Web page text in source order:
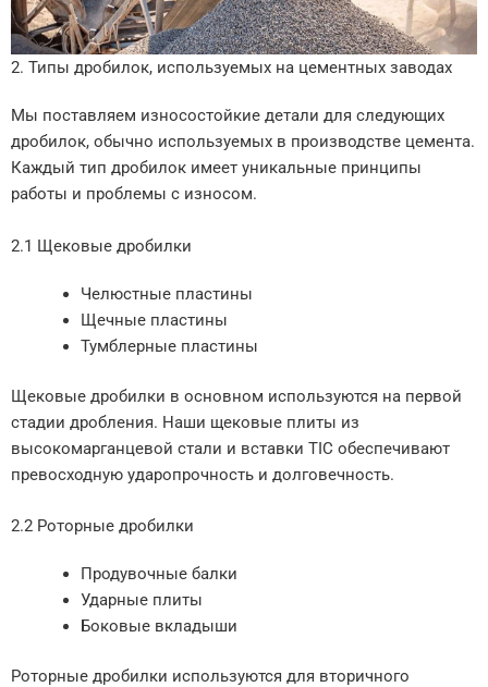
2. Типы дробилок, используемых на цементных заводах
Мы поставляем износостойкие детали для следующих
дробилок, обычно используемых в производстве цемента.
Каждый тип дробилок имеет уникальные принципы
работы и проблемы с износом.
2.1 Щековые дробилки
Челюстные пластины
Щечные пластины
Тумблерные пластины
Щековые дробилки в основном используются на первой
стадии дробления. Наши щековые плиты из
высокомарганцевой стали и вставки TIC обеспечивают
превосходную ударопрочность и долговечность.
2.2 Роторные дробилки
Продувочные балки
Ударные плиты
Боковые вкладыши
Роторные дробилки используются для вторичного